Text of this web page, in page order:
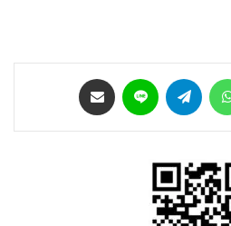
واتساب تيلقرام لاين